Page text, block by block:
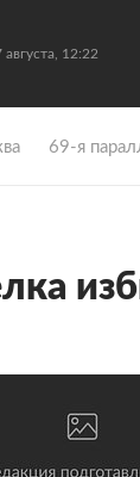
августа, 12:22
69-я